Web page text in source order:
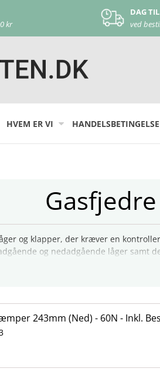
kl 13:00
HVEM ER VI
Gasfjedre
og klapper, der kræver en
og nedadgående låger samt
243mm (Ned) - 60N - Inkl.